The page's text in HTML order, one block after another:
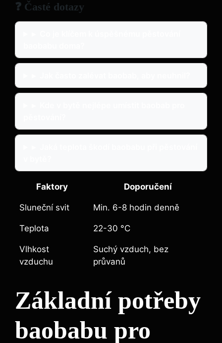
❓ Časté dotazy
Faktory Doporučení
Sluneční svit Min. 6-8 hodin denně
Teplota 22-30 °C
Vlhkost
vzduchu
Suchý vzduch, bez
průvanů
Základní potřeby
baobabu pro